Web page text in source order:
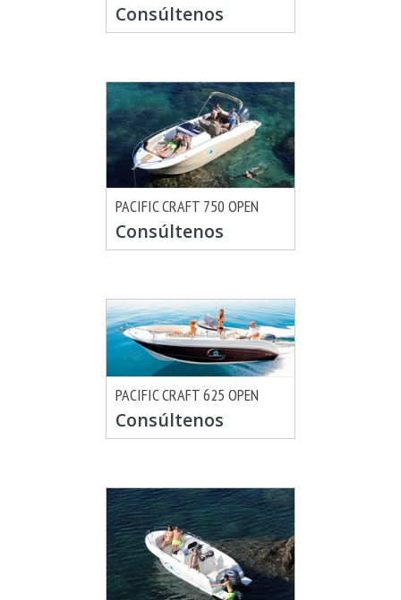
Consúltenos
CONSULTAR
PACIFIC CRAFT 750 OPEN
Consúltenos
CONSULTAR
PACIFIC CRAFT 625 OPEN
Consúltenos